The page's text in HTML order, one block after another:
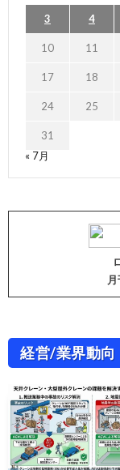
3 4
10 11
17 18
24 25
31
« 7月
経営/業界動向